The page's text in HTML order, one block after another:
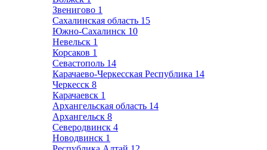
Звенигово 1
Сахалинская область 15
Южно-Сахалинск 10
Невельск 1
Корсаков 1
Севастополь 14
Карачаево-Черкесская Республика 14
Черкесск 8
Карачаевск 1
Архангельская область 14
Архангельск 8
Северодвинск 4
Новодвинск 1